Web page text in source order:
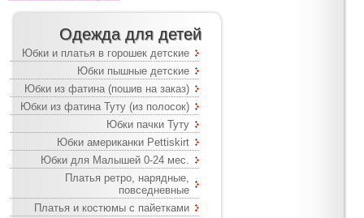
Одежда для детей
Юбки и платья в горошек детские
Юбки пышные детские
Юбки из фатина (пошив на заказ)
Юбки из фатина Туту (из полосок)
Юбки пачки Туту
Юбки американки Pettiskirt
Юбки для Малышей 0-24 мес.
Платья ретро, нарядные,
повседневные
Платья и костюмы с пайетками